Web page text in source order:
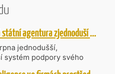
Vzniká CzechBusiness. Nová státní agentura zjednoduší podporu českých firem
jednodušší,
systém podpory svého